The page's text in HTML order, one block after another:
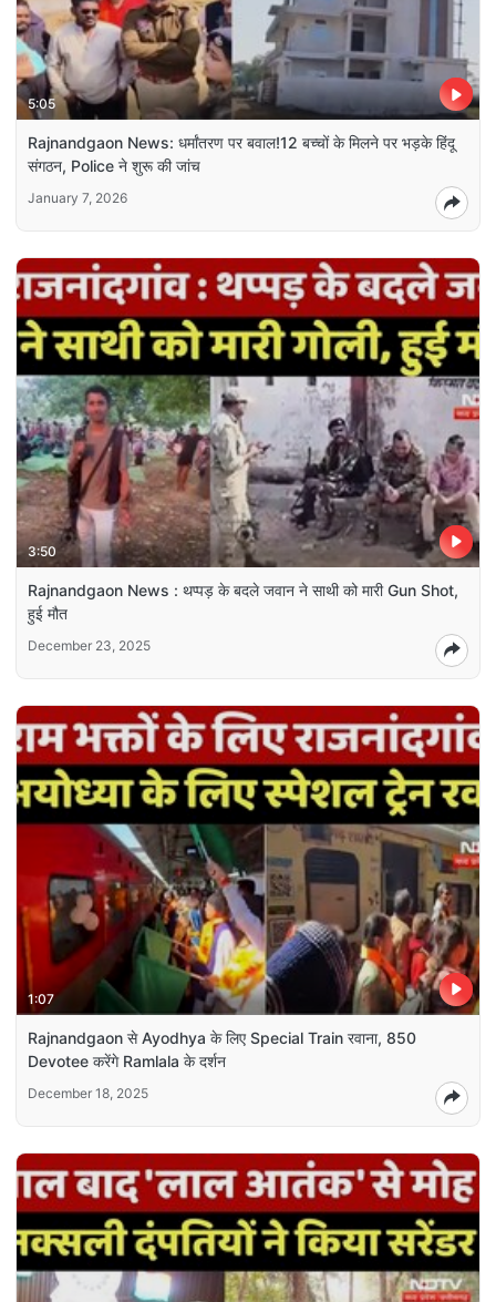
5:05
Rajnandgaon News: धर्मांतरण पर बवाल!12 बच्चों के मिलने पर भड़के हिंदू
संगठन, Police ने शुरू की जांच
January 7, 2026
3:50
Rajnandgaon News : थप्पड़ के बदले जवान ने साथी को मारी Gun Shot,
हुई मौत
December 23, 2025
1:07
Rajnandgaon से Ayodhya के लिए Special Train रवाना, 850
Devotee करेंगे Ramlala के दर्शन
December 18, 2025